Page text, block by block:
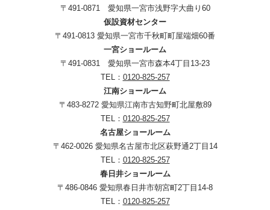
〒491-0871 愛知県一宮市浅野字大曲り60
仮設資材センター
〒491-0813 愛知県一宮市千秋町町屋端畑60番
一宮ショールーム
〒491-0831 愛知県一宮市森本4丁目13-23
TEL： 0120-825-257
江南ショールーム
〒483-8272 愛知県江南市古知野町北屋敷89
TEL： 0120-825-257
名古屋ショールーム
〒462-0026 愛知県名古屋市北区萩野通2丁目14
TEL： 0120-825-257
春日井ショールーム
〒486-0846 愛知県春日井市朝宮町2丁目14-8
TEL： 0120-825-257